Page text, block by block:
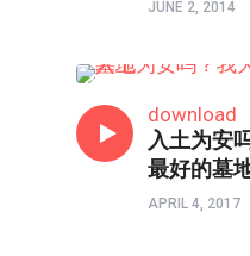
JUNE 2, 2014
download
入土为安
最好的墓
APRIL 4, 2017